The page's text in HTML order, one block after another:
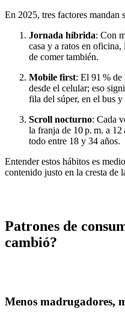
En 2025, tres factores mandan
Jornada híbrida: Con
casa y a ratos en oficina,
de comer también.
Mobile first: El 91 % de
desde el celular; eso
fila del súper, en el bus
Scroll nocturno: Cada
la franja de 10 p. m. a 12
todo entre 18 y 34 años.
Entender estos hábitos es
contenido justo en la cresta de
Patrones de
cambió?
Menos madrugadores,